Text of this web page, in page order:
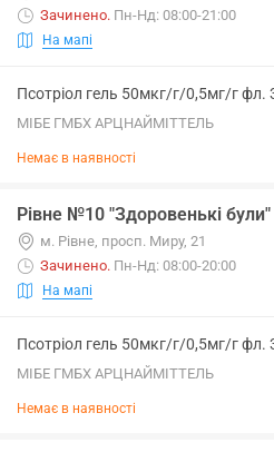
Зачинено. Пн-Нд: 08:00-21:00
На мапі
Псотріол гель 50мкг/г/0,5мг/г фл.
МІБЕ ГМБХ АРЦНАЙМІТТЕЛЬ
Немає в наявності
Рівне №10 "Здоровенькі були"
м. Рівне, просп. Миру, 21
Зачинено. Пн-Нд: 08:00-20:00
На мапі
Псотріол гель 50мкг/г/0,5мг/г фл.
МІБЕ ГМБХ АРЦНАЙМІТТЕЛЬ
Немає в наявності